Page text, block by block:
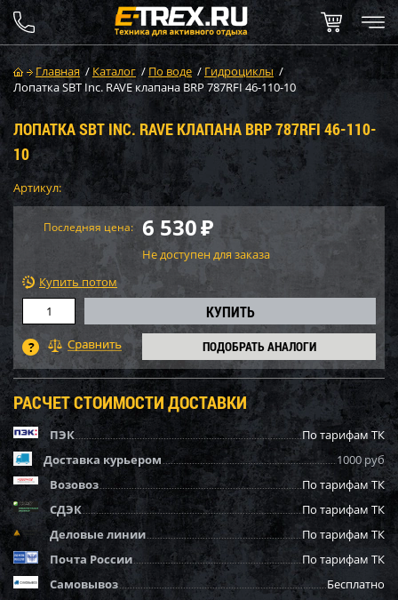
Главная / Каталог / По воде / Гидроциклы /
Лопатка SBT Inc. RAVE клапана BRP 787RFI 46-110-10
ЛОПАТКА SBT INC. RAVE КЛАПАНА BRP 787RFI 46-110-
10
Артикул:
Последняя цена: 6 530₽
Не доступен для заказа
Купить потом
ПОДОБРАТЬ АНАЛОГИ
РАСЧЕТ СТОИМОСТИ ДОСТАВКИ
ПЭК
По тарифам ТК
Доставка курьером
1000 руб
Возовоз
По тарифам ТК
СДЭК
По тарифам ТК
Деловые линии
По тарифам ТК
Почта России
По тарифам ТК
Самовывоз
Бесплатно